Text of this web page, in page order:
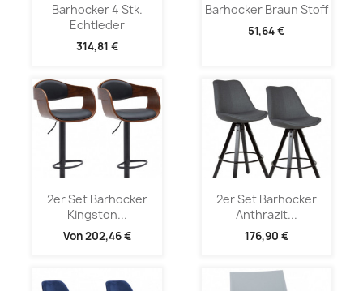
Barhocker 4 Stk.
Echtleder
314,81 €
Barhocker Braun Stoff
51,64 €
2er Set Barhocker
Kingston...
Von202,46 €
2er Set Barhocker
Anthrazit...
176,90 €